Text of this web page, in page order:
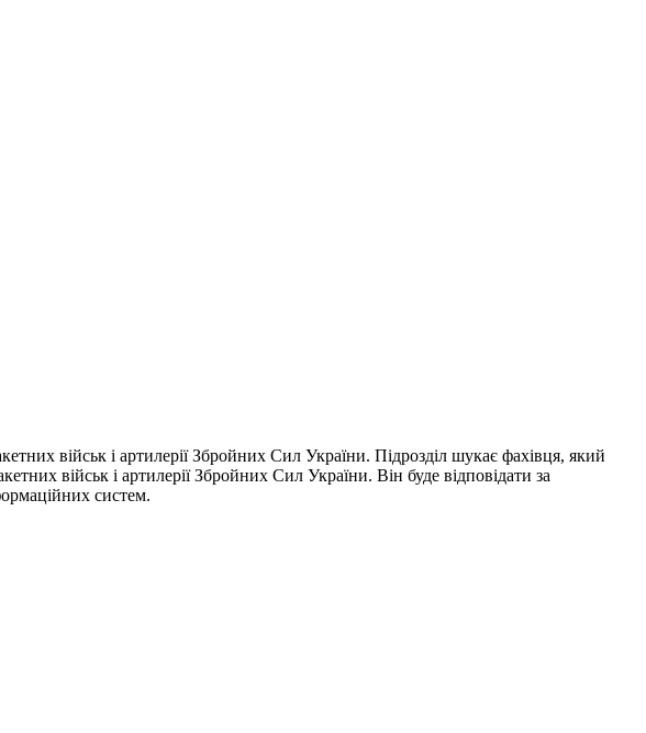
військ і артилерії Збройних Сил України. Підрозділ шукає фахівця, який
військ і артилерії Збройних Сил України. Він буде відповідати за
систем.